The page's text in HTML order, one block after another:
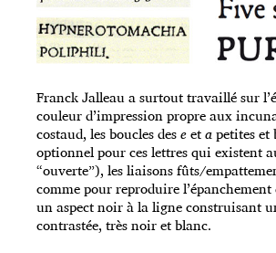
Franck Jalleau a surtout travaillé sur
couleur d’impression propre aux
costaud, les boucles deseetapetites et
optionnel pour ces lettres qui existent
“ouverte”), les liaisons fûts/
comme pour reproduire l’épanchement
un aspect noir à la ligne construisant
contrastée, très noir et blanc.